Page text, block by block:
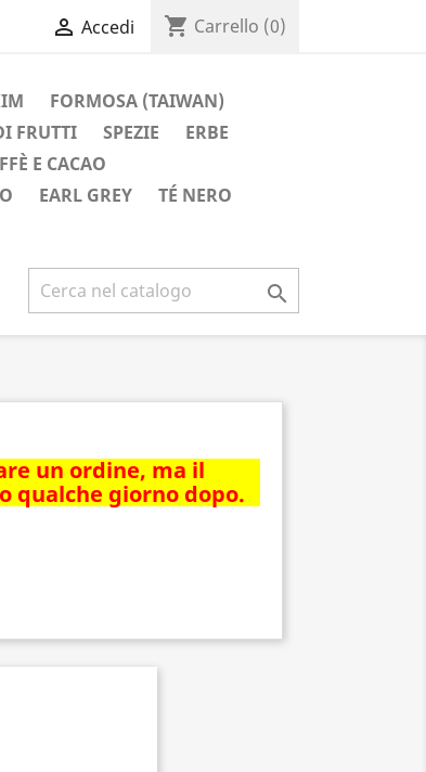
 Accedi shopping_cart Carrello (0)
FORMOSA (TAIWAN)
FRUTTI SPEZIE
ERBE
E CACAO
EARL GREY
TÉ NERO

un ordine, ma il
qualche giorno dopo.